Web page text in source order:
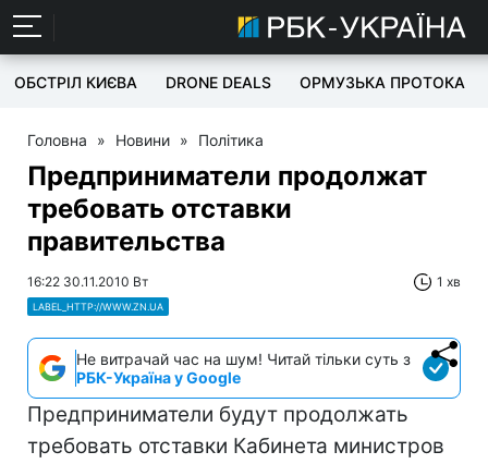
ОБСТРІЛ КИЄВА DRONE DEALS ОРМУЗЬКА ПРОТОКА
Головна » Новини » Політика
Предприниматели продолжат
требовать отставки
правительства
16:22 30.11.2010 Вт 1 хв
LABEL_HTTP://WWW.ZN.UA
Не витрачай час на шум! Читай тільки суть з
РБК-Україна у Google
Предприниматели будут продолжать
требовать отставки Кабинета министров